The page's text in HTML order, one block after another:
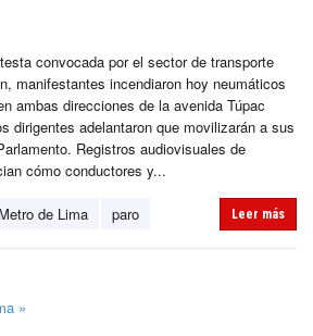
convocada por el sector de transporte
manifestantes incendiaron hoy neumáticos
ambas direcciones de la avenida Túpac
dirigentes adelantaron que movilizarán a sus
Registros audiovisuales de
cómo conductores y...
Metro de Lima paro Leer más
»